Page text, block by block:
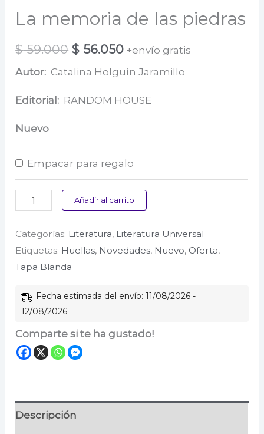
La memoria de las piedras
$59.000 El
precio
original
$ 56.050El
precio
actual
+envío gratis
Autor: Catalina Holguín Jaramillo
Editorial: RANDOM HOUSE
Nuevo
Empacar para regalo
de
las
piedras
cantidad
Añadir al carrito
Categorías: Literatura, Literatura Universal
Etiquetas: Huellas, Novedades, Nuevo, Oferta,
Tapa Blanda
Fecha estimada del envío: 11/08/2026 -
12/08/2026
Comparte si te ha gustado!
Descripción